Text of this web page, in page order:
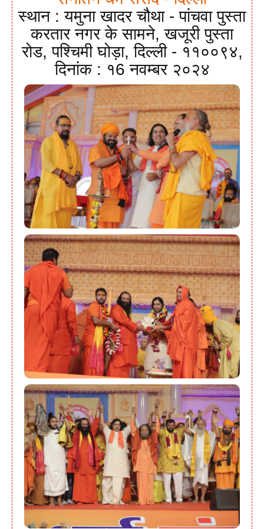
स्थान : यमुना खादर चौथा - पांचवा पुस्ता
करतार नगर के सामने, खजूरी पुस्ता
रोड, पश्चिमी घोड़ा, दिल्ली - ११००९४,
दिनांक : १6 नवम्बर २०२४